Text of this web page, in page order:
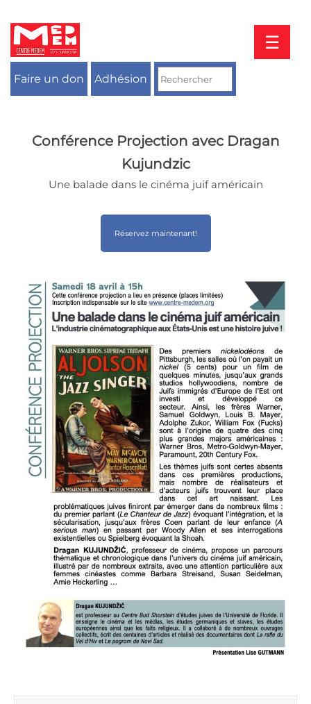
contenu
☰
Faire un don Adhésion
Conférence Projection avec Dragan
Kujundzic
Une balade dans le cinéma juif américain
Réservez maintenant!